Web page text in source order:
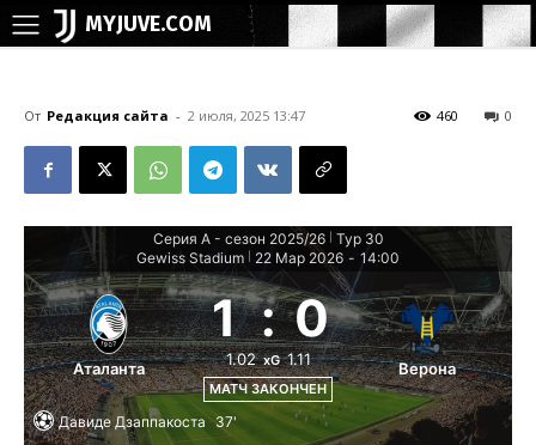
MYJUVE.COM
От Редакция сайта - 2 июля, 2025 13:47 0
460
Серия А - сезон 2025/26
Тур 30
Gewiss Stadium
22 Мар 2026 - 14:00
Аталанта
1 : 0
1.02 xG 1.11
МАТЧ ЗАКОНЧЕН
Верона
Давиде Дзаппакоста
37'